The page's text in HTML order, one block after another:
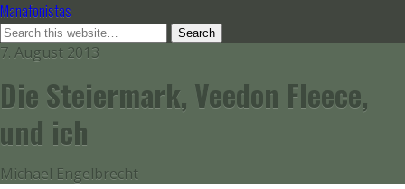
Manafonistas
7. August 2013
Die Steiermark, Veedon Fleece,
und ich
Michael Engelbrecht